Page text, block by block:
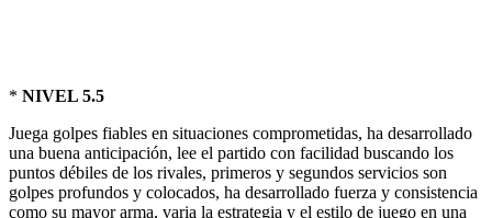
* NIVEL 5.5
Juega golpes fiables en situaciones comprometidas, ha desarrollado
una buena anticipación, lee el partido con facilidad buscando los
puntos débiles de los rivales, primeros y segundos servicios son
golpes profundos y colocados, ha desarrollado fuerza y consistencia
como su mayor arma, varia la estrategia y el estilo de juego en una